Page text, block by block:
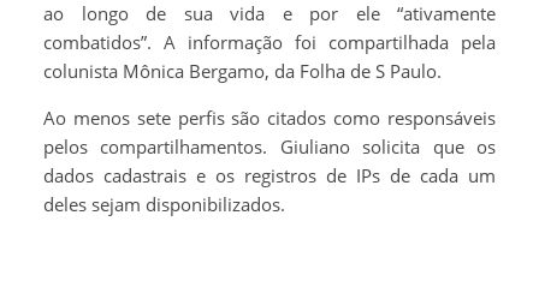
ao longo de sua vida e por ele “ativamente
combatidos”. A informação foi compartilhada pela
colunista Mônica Bergamo, da Folha de S Paulo.
Ao menos sete perfis são citados como responsáveis
pelos compartilhamentos. Giuliano solicita que os
dados cadastrais e os registros de IPs de cada um
deles sejam disponibilizados.